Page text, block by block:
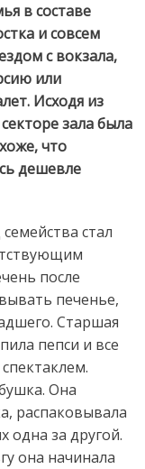
в составе
и совсем
с вокзала,
или
Исходя из
зала была
что
дешевле
стал
после
печенье,
Старшая
пепси и все
Она
распаковывала
одна за другой.
она начинала